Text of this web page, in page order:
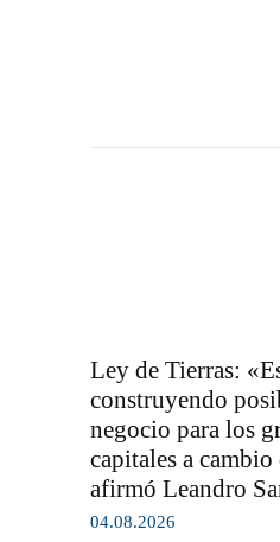
Ley de Tierras:
construyendo
negocio para los
capitales a cambio
afirmó Leandro
04.08.2026